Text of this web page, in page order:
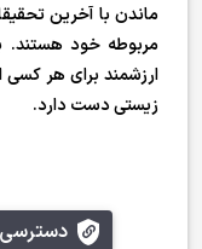
ماندن با آخرین
ارزشمند برای هر
زیستی دست دارد.
دسترسی